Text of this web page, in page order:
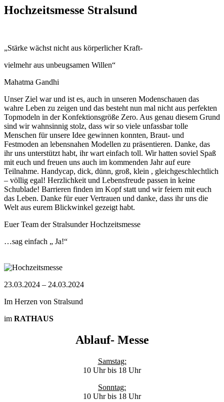
Hochzeitsmesse Stralsund
„Stärke wächst nicht aus körperlicher Kraft-
vielmehr aus unbeugsamen Willen“
Mahatma Gandhi
Unser Ziel war und ist es, auch in unseren Modenschauen das
wahre Leben zu zeigen und das besteht nun mal nicht aus perfekten
Topmodeln in der Konfektionsgröße Zero. Aus genau diesem Grund
sind wir wahnsinnig stolz, dass wir so viele unfassbar tolle
Menschen für unsere Idee gewinnen konnten, Braut- und
Festmoden an lebensnahen Modellen zu präsentieren. Danke, das
ihr uns unterstützt habt, ihr wart einfach toll. Wir hatten soviel Spaß
mit euch und freuen uns auch im kommenden Jahr auf eure
Teilnahme. Handycap, dick, dünn, groß, klein , gleichgeschlechtlich
– völlig egal! Herzlichkeit und Lebensfreude passen in keine
Schublade! Barrieren finden im Kopf statt und wir feiern mit euch
das Leben. Danke für euer Vertrauen und danke, dass ihr uns die
Welt aus eurem Blickwinkel gezeigt habt.
Euer Team der Stralsunder Hochzeitsmesse
…sag einfach „ Ja!“
23.03.2024 – 24.03.2024
Im Herzen von Stralsund
im RATHAUS
Ablauf- Messe
Samstag:
10 Uhr bis 18 Uhr
Sonntag:
10 Uhr bis 18 Uhr